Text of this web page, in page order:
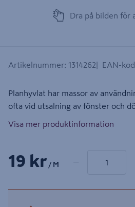
Dra på bilden för
Artikelnummer: 1314262 EAN-kod
Planhyvlat har massor av
ofta vid utsalning av fönster och
Visa mer produktinformation
19 kr / M −